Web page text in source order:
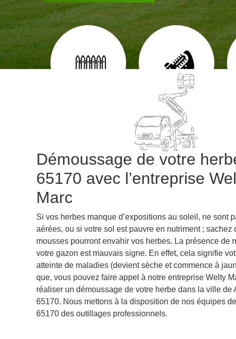
TAILLE DE HAIE 65
Démoussage de votre
65170 avec l’entreprise
Marc
Si vos herbes manque d’expositions au soleil, ne sont
aérées, ou si votre sol est pauvre en nutriment ; sachez
mousses pourront envahir vos herbes. La présence de
votre gazon est mauvais signe. En effet, cela signifie
atteinte de maladies (devient sèche et commence à
que, vous pouvez faire appel à notre entreprise Welty
réaliser un démoussage de votre herbe dans la ville de
65170. Nous mettons à la disposition de nos équipes
65170 des outillages professionnels.